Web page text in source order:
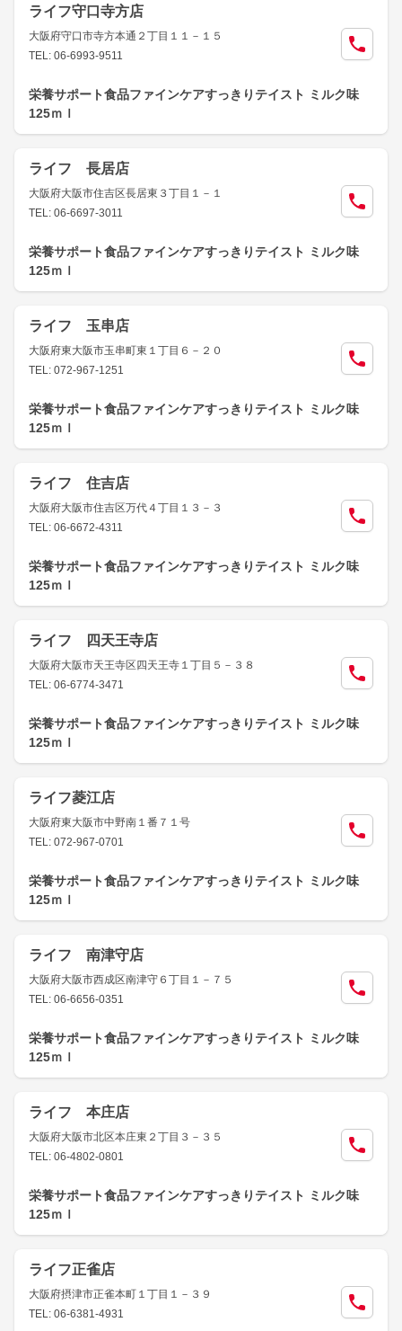
ライフ守口寺方店
大阪府守口市寺方本通２丁目１１－１５
TEL: 06-6993-9511
栄養サポート食品ファインケアすっきりテイスト ミルク味
125ｍｌ
ライフ 長居店
大阪府大阪市住吉区長居東３丁目１－１
TEL: 06-6697-3011
栄養サポート食品ファインケアすっきりテイスト ミルク味
125ｍｌ
ライフ 玉串店
大阪府東大阪市玉串町東１丁目６－２０
TEL: 072-967-1251
栄養サポート食品ファインケアすっきりテイスト ミルク味
125ｍｌ
ライフ 住吉店
大阪府大阪市住吉区万代４丁目１３－３
TEL: 06-6672-4311
栄養サポート食品ファインケアすっきりテイスト ミルク味
125ｍｌ
ライフ 四天王寺店
大阪府大阪市天王寺区四天王寺１丁目５－３８
TEL: 06-6774-3471
栄養サポート食品ファインケアすっきりテイスト ミルク味
125ｍｌ
ライフ菱江店
大阪府東大阪市中野南１番７１号
TEL: 072-967-0701
栄養サポート食品ファインケアすっきりテイスト ミルク味
125ｍｌ
ライフ 南津守店
大阪府大阪市西成区南津守６丁目１－７５
TEL: 06-6656-0351
栄養サポート食品ファインケアすっきりテイスト ミルク味
125ｍｌ
ライフ 本庄店
大阪府大阪市北区本庄東２丁目３－３５
TEL: 06-4802-0801
栄養サポート食品ファインケアすっきりテイスト ミルク味
125ｍｌ
ライフ正雀店
大阪府摂津市正雀本町１丁目１－３９
TEL: 06-6381-4931